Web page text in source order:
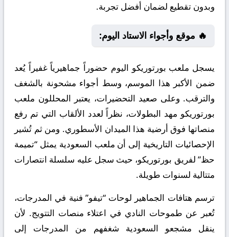
وبدون تقطيع لضمان أفضل تجربة.
🔥 موقع وأجواء الاستاد اليوم:
يسجل ملعب بورتوريكو اليوم حضوراً جماهيرياً غفيراً يُعد
ضمن الأكبر هذا الموسم، وسط أجواء مشحونة بالشغف
والترقب. وعلى صعيد التحضيرات، يعتبر المحللون ملعب
بورتوريكو مهد البطولات، نظراً لعدد الألقاب التي تم رفع
منصاتها فوق أرضية هذا الميدان الأسطوري. ومن ثم تُشير
الإحصائيات التاريخية إلى أن ملعب السعودية يمثل “تميمة
حظ” لفريق بورتوريكو، حيث سجل عليه سلسلة انتصارات
متتالية لسنوات طويلة.
ترسم هتافات الجماهير لوحات “تيفو” فنية في المدرجات،
تُعبر عن طموحات النادي في اعتلاء منصات التتويج. لأن
ينقل مشجعو السعودية شغفهم من المدرجات إلى